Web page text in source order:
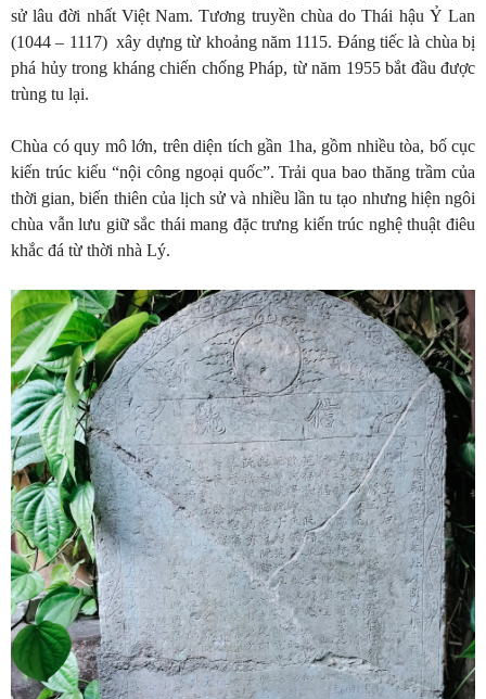
sử lâu đời nhất Việt Nam. Tương truyền chùa do Thái hậu Ỷ Lan
(1044 – 1117) xây dựng từ khoảng năm 1115. Đáng tiếc là chùa bị
phá hủy trong kháng chiến chống Pháp, từ năm 1955 bắt đầu được
trùng tu lại.
Chùa có quy mô lớn, trên diện tích gần 1ha, gồm nhiều tòa, bố cục
kiến trúc kiểu “nội công ngoại quốc”. Trải qua bao thăng trầm của
thời gian, biến thiên của lịch sử và nhiều lần tu tạo nhưng hiện ngôi
chùa vẫn lưu giữ sắc thái mang đặc trưng kiến trúc nghệ thuật điêu
khắc đá từ thời nhà Lý.